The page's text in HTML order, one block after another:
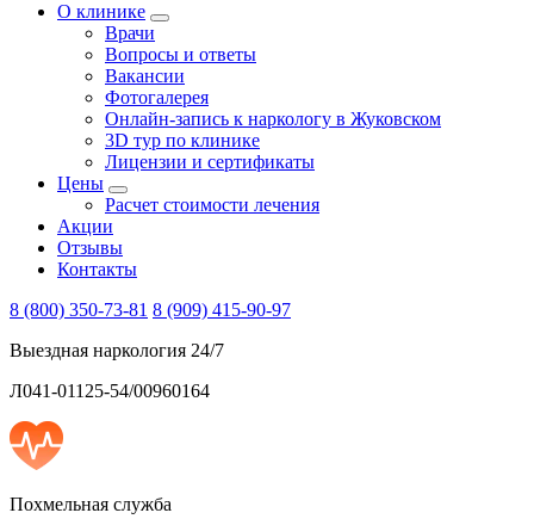
О клинике
Врачи
Вопросы и ответы
Вакансии
Фотогалерея
Онлайн-запись к наркологу в Жуковском
3D тур по клинике
Лицензии и сертификаты
Цены
Расчет стоимости лечения
Акции
Отзывы
Контакты
8 (800) 350-73-81 8 (909) 415-90-97
Выездная наркология 24/7
Л041-01125-54/00960164
Похмельная служба